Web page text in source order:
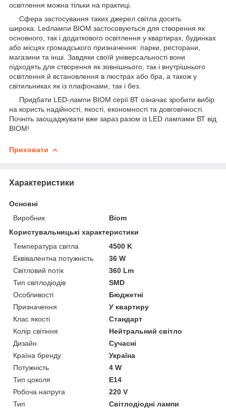
освітлення можна тільки на практиці.
Сфера застосування таких джерел світла досить
широка. Ledлампи BIOM застосовуються для створення як
основного, так і додаткового освітлення у квартирах, будинках
або місцях громадського призначення: парки, ресторани,
магазини та інші. Завдяки своїй універсальності вони
підходять для створення як зовнішнього, так і внутрішнього
освітлення й встановлення в люстрах або бра, а також у
світильниках як із плафонами, так і без.
Придбати LED-лампи BIOM серії ВТ означає зробити вибір
на користь надійності, якості, економності та довговічності.
Почніть заощаджувати вже зараз разом із LED лампами ВТ від
BIOM!
Приховати
Характеристики
Основні
Виробник
Biom
Користувальницькі характеристики
Температура світла
4500 K
Еквівалентна потужність
36 W
Світловий потік
360 Lm
Тип світлодіодів
SMD
Особливості
Бюджетні
Призначення
У квартиру
Клас якості
Стандарт
Колір світіння
Нейтральний світло
Дизайн
Сучасні
Країна бренду
Україна
Потужність
4 W
Тип цоколя
E14
Робоча напруга
220 V
Тип
Світлодіодні лампи